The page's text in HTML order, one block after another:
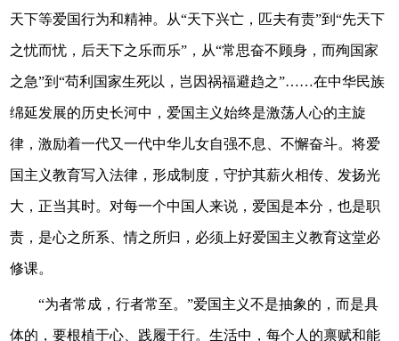
天下等爱国行为和精神。从“天下兴亡，匹夫有责”到“先天下
之忧而忧，后天下之乐而乐”，从“常思奋不顾身，而殉国家
之急”到“苟利国家生死以，岂因祸福避趋之”……在中华民族
绵延发展的历史长河中，爱国主义始终是激荡人心的主旋
律，激励着一代又一代中华儿女自强不息、不懈奋斗。将爱
国主义教育写入法律，形成制度，守护其薪火相传、发扬光
大，正当其时。对每一个中国人来说，爱国是本分，也是职
责，是心之所系、情之所归，必须上好爱国主义教育这堂必
修课。
“为者常成，行者常至。”爱国主义不是抽象的，而是具
体的，要根植于心、践履于行。生活中，每个人的禀赋和能